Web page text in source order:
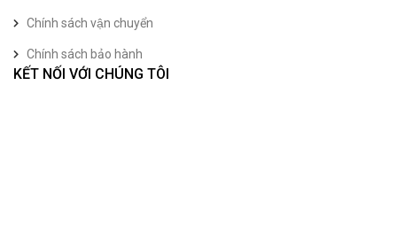
Chính sách vận chuyển
Chính sách bảo hành
KẾT NỐI VỚI CHÚNG TÔI